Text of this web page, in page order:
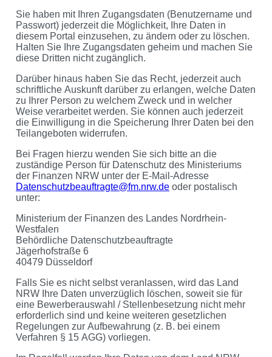
Sie haben mit Ihren Zugangsdaten (Benutzername und
Passwort) jederzeit die Möglichkeit, Ihre Daten in
diesem Portal einzusehen, zu ändern oder zu löschen.
Halten Sie Ihre Zugangsdaten geheim und machen Sie
diese Dritten nicht zugänglich.
Darüber hinaus haben Sie das Recht, jederzeit auch
schriftliche Auskunft darüber zu erlangen, welche Daten
zu Ihrer Person zu welchem Zweck und in welcher
Weise verarbeitet werden. Sie können auch jederzeit
die Einwilligung in die Speicherung Ihrer Daten bei den
Teilangeboten widerrufen.
Bei Fragen hierzu wenden Sie sich bitte an die
zuständige Person für Datenschutz des Ministeriums
der Finanzen NRW unter der E-Mail-Adresse
Datenschutzbeauftragte@fm.nrw.de oder postalisch
unter:
Ministerium der Finanzen des Landes Nordrhein-
Westfalen
Behördliche Datenschutzbeauftragte
Jägerhofstraße 6
40479 Düsseldorf
Falls Sie es nicht selbst veranlassen, wird das Land
NRW Ihre Daten unverzüglich löschen, soweit sie für
eine Bewerberauswahl / Stellenbesetzung nicht mehr
erforderlich sind und keine weiteren gesetzlichen
Regelungen zur Aufbewahrung (z. B. bei einem
Verfahren § 15 AGG) vorliegen.